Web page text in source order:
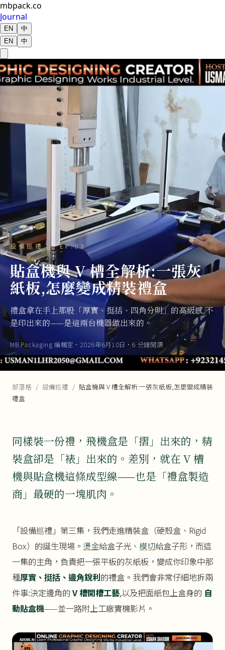
mbpack.co
Journal
EN
中
EN
中
設備巡禮 · EP.03
貼盒機與 V 槽全解析:一張灰
紙板,怎麼變成精裝禮盒
禮盒拿在手上那股「厚實、挺括、四角分明」的高級感,不
是印出來的——是這兩台機器做出來的。
MB Packaging 編輯室 · 2026年6月10日 · 6 分鐘閱讀
部落格 / 設備巡禮 / 貼盒機與 V 槽全解析:一張灰紙板,怎麼變成精裝
禮盒
同樣裝一份禮，飛機盒是「摺」出來的，精
裝盒卻是「裱」出來的。差別，就在 V 槽
機與貼盒機這條成型線——也是「禮盒製造
商」最硬的一塊肌肉。
「設備巡禮」第三集，我們走進精裝盒（硬殼盒、Rigid
Box）的誕生現場。 燙金給盒子光、 模切給盒子形，而這
一集的主角，負責把一張平板的灰紙板，變成你印象中那
種厚實、挺括、邊角銳利的禮盒。我們會非常仔細地拆兩
件事:決定邊角的V 槽開槽工藝,以及把面紙包上盒身的 自
動貼盒機——並一路附上工廠實機影片。